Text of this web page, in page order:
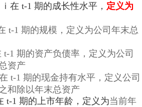
在 t-1 期的成长性水平， 定义为
t-1 期的规模，定义为公司年末总
t-1 期的资产负债率，定义为公司
资产
t-1 期的现金持有水平，定义公司
和除以年末总资产
t-1 期的上市年龄，定义为当前年